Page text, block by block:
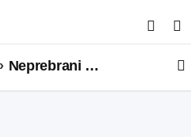
s
a
Neprebrani prispevki